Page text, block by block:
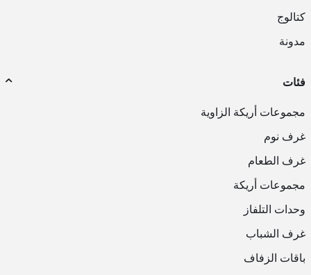
كتالوج
مدونة
فئات
مجموعات أريكة الزاوية
غرف نوم
غرف الطعام
مجموعات أريكة
وحدات التلفاز
غرف الشباب
باقات الزفاف